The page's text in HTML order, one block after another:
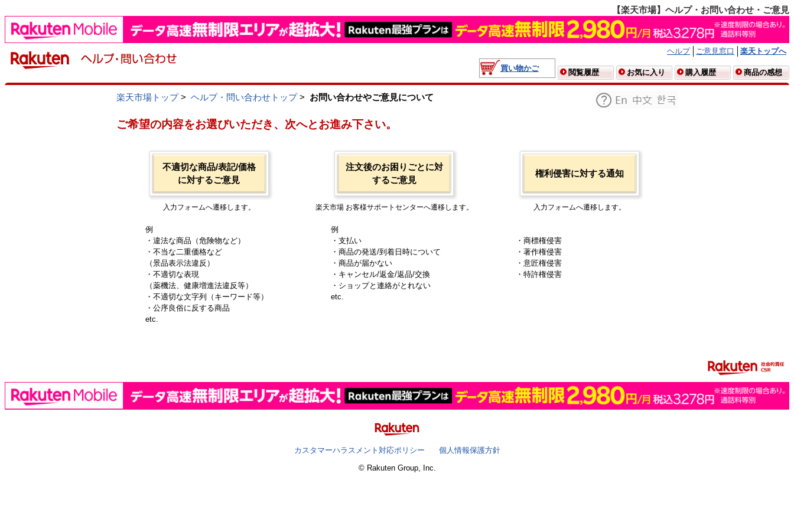
【楽天市場】ヘルプ・お問い合わせ・ご意見
ヘルプ ご意見窓口
楽天トップへ
買い物かご
閲覧履歴 お気に入り 購入履歴 商品の感想
楽天市場トップ> ヘルプ・問い合わせトップ> お問い合わせやご意見について
ご希望の内容をお選びいただき、次へとお進み下さい。
不適切な商品/表記/価格
に対するご意見
入力フォームへ遷移します。
例
・違法な商品（危険物など）
・不当な二重価格など
（景品表示法違反）
・不適切な表現
（薬機法、健康増進法違反等）
・不適切な文字列（キーワード等）
・公序良俗に反する商品
etc.
注文後のお困りごとに対
するご意見
楽天市場 お客様サポートセンターへ遷移します。
例
・支払い
・商品の発送/到着日時について
・商品が届かない
・キャンセル/返金/返品/交換
・ショップと連絡がとれない
etc.
権利侵害に対する通知
入力フォームへ遷移します。
・商標権侵害
・著作権侵害
・意匠権侵害
・特許権侵害
カスタマーハラスメント対応ポリシー
個人情報保護方針
© Rakuten Group, Inc.